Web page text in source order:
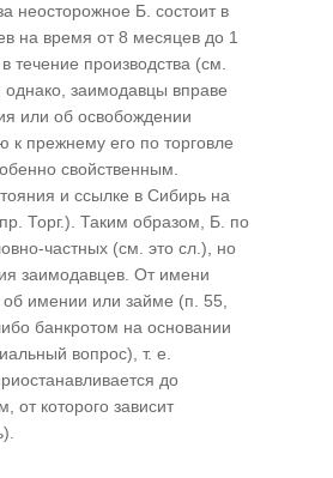
неосторожное Б. состоит в
на время от 8 месяцев до 1
течение производства (см.
заимодавцы вправе
или об освобождении
к прежнему его по торговле
свойственным.
и ссылке в Сибирь на
Торг.). Таким образом, Б. по
частных (см. это сл.), но
заимодавцев. От имени
имении или займе (п. 55,
банкротом на основании
вопрос), т. е.
до
от которого зависит